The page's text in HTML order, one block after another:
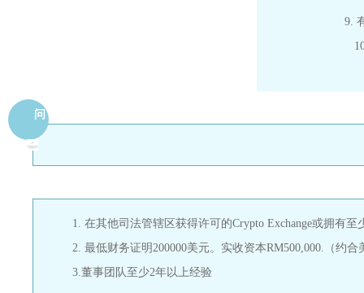
9.
问
1. 在其他司法管辖区获得许可的Crypto Exchange或拥有至
2. 最低财务证明200000美元。实收资本RM500,000.（约合
3.董事团队至少2年以上经验